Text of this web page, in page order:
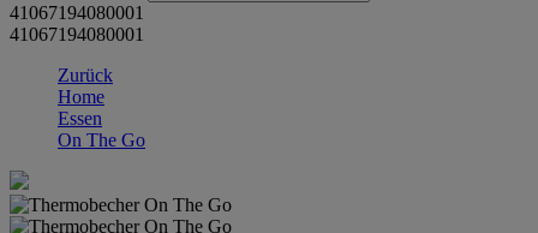
41067194080001
41067194080001
Zurück
Home
Essen
On The Go